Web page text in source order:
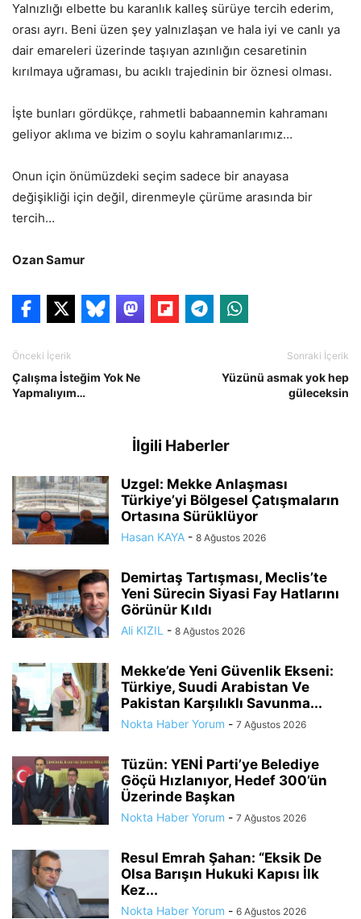
Yalnızlığı elbette bu karanlık kalleş sürüye tercih ederim,
orası ayrı. Beni üzen şey yalnızlaşan ve hala iyi ve canlı ya
dair emareleri üzerinde taşıyan azınlığın cesaretinin
kırılmaya uğraması, bu acıklı trajedinin bir öznesi olması.
İşte bunları gördükçe, rahmetli babaannemin kahramanı
geliyor aklıma ve bizim o soylu kahramanlarımız…
Onun için önümüzdeki seçim sadece bir anayasa
değişikliği için değil, direnmeyle çürüme arasında bir
tercih…
Ozan Samur
Önceki İçerik
Çalışma İsteğim Yok Ne
Yapmalıyım…
Sonraki İçerik
Yüzünü asmak yok hep
güleceksin
İlgili Haberler
Uzgel: Mekke Anlaşması
Türkiye’yi Bölgesel Çatışmaların
Ortasına Sürüklüyor
Hasan KAYA - 8 Ağustos 2026
Demirtaş Tartışması, Meclis’te
Yeni Sürecin Siyasi Fay Hatlarını
Görünür Kıldı
Ali KIZIL - 8 Ağustos 2026
Mekke’de Yeni Güvenlik Ekseni:
Türkiye, Suudi Arabistan Ve
Pakistan Karşılıklı Savunma...
Nokta Haber Yorum - 7 Ağustos 2026
Tüzün: YENİ Parti’ye Belediye
Göçü Hızlanıyor, Hedef 300’ün
Üzerinde Başkan
Nokta Haber Yorum - 7 Ağustos 2026
Resul Emrah Şahan: “Eksik De
Olsa Barışın Hukuki Kapısı İlk
Kez...
Nokta Haber Yorum - 6 Ağustos 2026